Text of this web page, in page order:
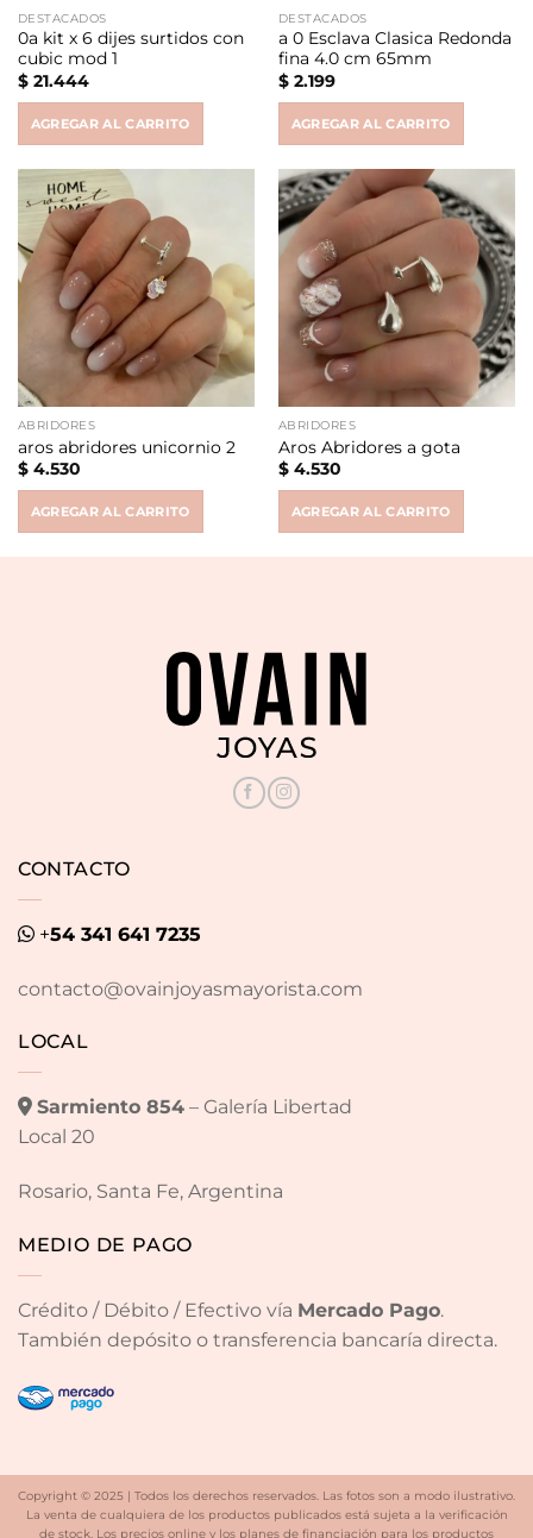
DESTACADOS
0a kit x 6 dijes surtidos con
cubic mod 1
$21.444
AGREGAR AL CARRITO
DESTACADOS
a 0 Esclava Clasica Redonda
fina 4.0 cm 65mm
$2.199
AGREGAR AL CARRITO
ABRIDORES
aros abridores unicornio 2
$4.530
AGREGAR AL CARRITO
ABRIDORES
Aros Abridores a gota
$4.530
AGREGAR AL CARRITO
LOCAL
Sarmiento 854– Galería Libertad
Local 20
Rosario, Santa Fe, Argentina
MEDIO DE PAGO
Crédito / Débito / Efectivo vía Mercado Pago.
También depósito o transferencia bancaría directa.
CONTACTO
+54 341 641 7235
contacto@ovainjoyasmayorista.com
Copyright © 2025 | Todos los derechos reservados. Las fotos son a modo ilustrativo.
La venta de cualquiera de los productos publicados está sujeta a la verificación
de stock. Los precios online y los planes de financiación para los productos